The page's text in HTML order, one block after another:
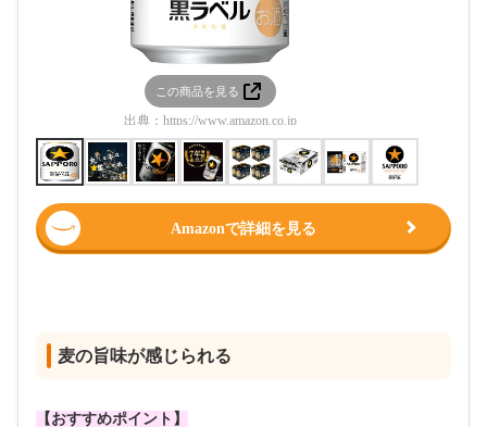
この商品を見る
出典： https://www.amazon.co.jp
Amazonで詳細を見る
麦の旨味が感じられる
【おすすめポイント】